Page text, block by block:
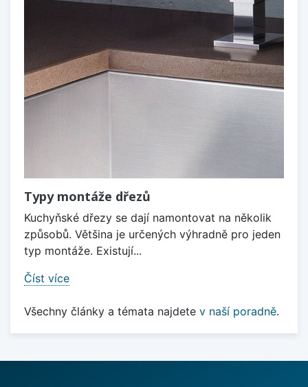
Typy montáže dřezů
Kuchyňské dřezy se dají namontovat na několik
způsobů. Většina je určených výhradně pro jeden
typ montáže. Existují...
Číst více
Všechny články a témata najdete v naší poradně.